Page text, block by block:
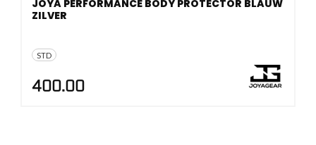
STD
JOYA PERFORMANCE BODY PROTECTOR BLAUW
ZILVER
400.00